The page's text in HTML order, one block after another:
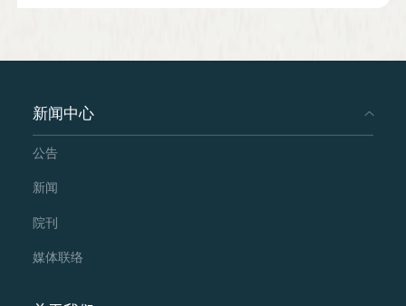
新闻中心
公告
新闻
院刊
媒体联络